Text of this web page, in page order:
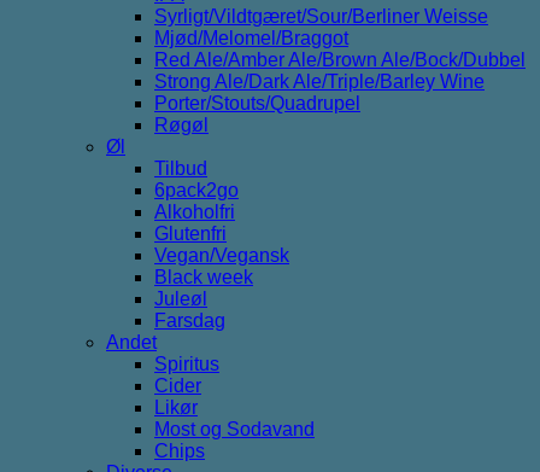
Syrligt/Vildtgæret/Sour/Berliner Weisse
Mjød/Melomel/Braggot
Red Ale/Amber Ale/Brown Ale/Bock/Dubbel
Strong Ale/Dark Ale/Triple/Barley Wine
Porter/Stouts/Quadrupel
Røgøl
Øl
Tilbud
6pack2go
Alkoholfri
Glutenfri
Vegan/Vegansk
Black week
Juleøl
Farsdag
Andet
Spiritus
Cider
Likør
Most og Sodavand
Chips